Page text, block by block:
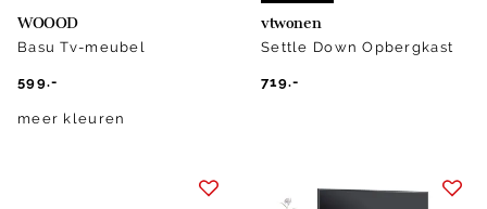
WOOOD
Basu Tv-meubel
599.-
meer kleuren
vtwonen
Settle Down Opbergkast
719.-